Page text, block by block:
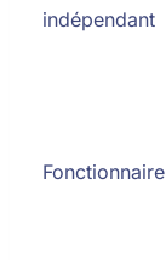
indépendant
Fonctionnaire